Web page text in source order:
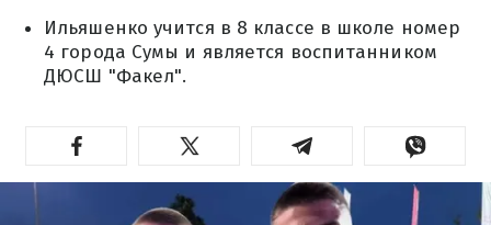
Ильяшенко учится в 8 классе в школе номер
4 города Сумы и является воспитанником
ДЮСШ "Факел".